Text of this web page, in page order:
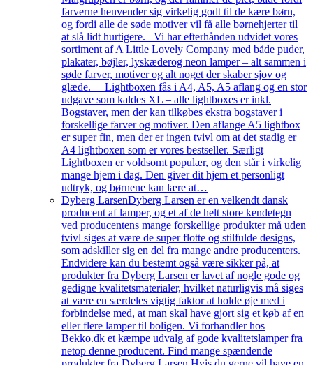
farverne henvender sig virkelig godt til de kære børn,
og fordi alle de søde motiver vil få alle børnehjerter til
at slå lidt hurtigere. Vi har efterhånden udvidet vores
sortiment af A Little Lovely Company med både puder,
plakater, bøjler, lyskæderog neon lamper – alt sammen i
søde farver, motiver og alt noget der skaber sjov og
glæde. Lightboxen fås i A4, A5, A5 aflang og en stor
udgave som kaldes XL – alle lightboxes er inkl.
Bogstaver, men der kan tilkøbes ekstra bogstaver i
forskellige farver og motiver. Den aflange A5 lightbox
er super fin, men der er ingen tvivl om at det stadig er
A4 lightboxen som er vores bestseller. Særligt
Lightboxen er voldsomt populær, og den står i virkelig
mange hjem i dag. Den giver dit hjem et personligt
udtryk, og børnene kan lære at…
Dyberg LarsenDyberg Larsen er en velkendt dansk
producent af lamper, og et af de helt store kendetegn
ved producentens mange forskellige produkter må uden
tvivl siges at være de super flotte og stilfulde designs,
som adskiller sig en del fra mange andre producenters.
Endvidere kan du bestemt også være sikker på, at
produkter fra Dyberg Larsen er lavet af nogle gode og
gedigne kvalitetsmaterialer, hvilket naturligvis må siges
at være en særdeles vigtig faktor at holde øje med i
forbindelse med, at man skal have gjort sig et køb af en
eller flere lamper til boligen. Vi forhandler hos
Bekko.dk et kæmpe udvalg af gode kvalitetslamper fra
netop denne producent. Find mange spændende